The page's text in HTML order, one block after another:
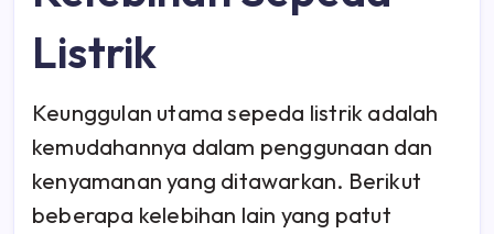
Listrik
Keunggulan utama sepeda listrik adalah
kemudahannya dalam penggunaan dan
kenyamanan yang ditawarkan. Berikut
beberapa kelebihan lain yang patut